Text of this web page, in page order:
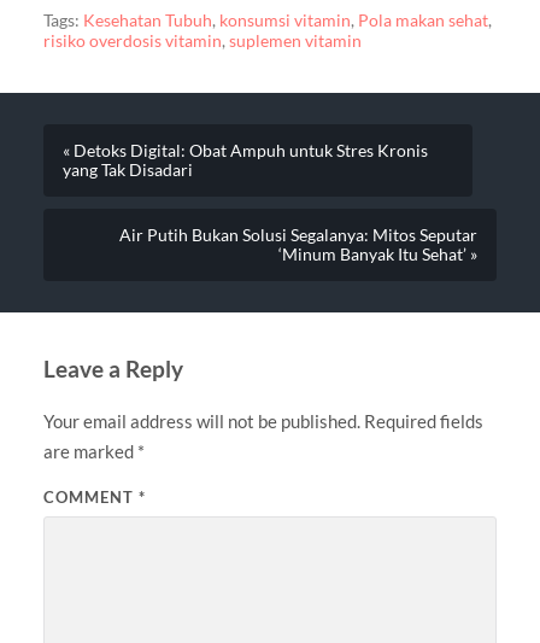
Tags: Kesehatan Tubuh, konsumsi vitamin, Pola makan sehat,
risiko overdosis vitamin, suplemen vitamin
« Detoks Digital: Obat Ampuh untuk Stres Kronis
yang Tak Disadari
Air Putih Bukan Solusi Segalanya: Mitos Seputar
‘Minum Banyak Itu Sehat’ »
Leave a Reply
Your email address will not be published. Required fields
are marked *
COMMENT *